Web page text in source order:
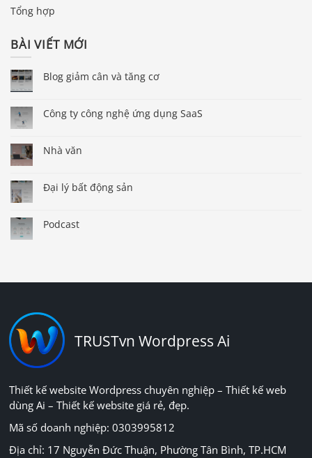
Tổng hợp
BÀI VIẾT MỚI
Blog giảm cân và tăng cơ
Công ty công nghệ ứng dụng SaaS
Nhà văn
Đại lý bất động sản
Podcast
TRUSTvn Wordpress Ai
Thiết kế website Wordpress chuyên nghiệp – Thiết kế web
dùng Ai – Thiết kế website giá rẻ, đẹp.
Mã số doanh nghiệp: 0303995812
Địa chỉ: 17 Nguyễn Đức Thuận, Phường Tân Bình, TP.HCM